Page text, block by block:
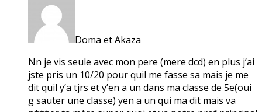
Doma et Akaza
Nn je vis seule avec mon pere (mere dcd) en plus j’ai
jste pris un 10/20 pour quil me fasse sa mais je me
dit quil y’a tjrs et y’en a un dans ma classe de 5e(oui
g sauter une classe) yen a un qui ma dit mais va